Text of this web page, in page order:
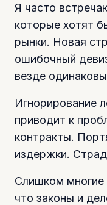
Я часто
которые хотят
рынки. Новая
ошибочный
везде
Игнорирование
приводит к
контракты.
издержки.
Слишком многие
что законы и